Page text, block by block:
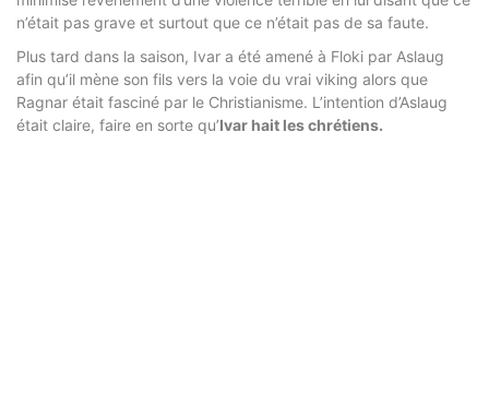
n’était pas grave et surtout que ce n’était pas de sa faute.
Plus tard dans la saison, Ivar a été amené à Floki par Aslaug
afin qu’il mène son fils vers la voie du vrai viking alors que
Ragnar était fasciné par le Christianisme. L’intention d’Aslaug
était claire, faire en sorte qu’Ivar hait les chrétiens.